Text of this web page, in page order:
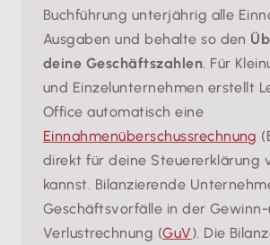
Buchführung unterjährig alle
Ausgaben und behalte so den
deine Geschäftszahlen . Für
und Einzelunternehmen erstellt
Office automatisch eine
Einnahmenüberschussrechnung
direkt für deine Steuererklärung
kannst. Bilanzierende
Geschäftsvorfälle in der
Verlustrechnung (GuV). Die